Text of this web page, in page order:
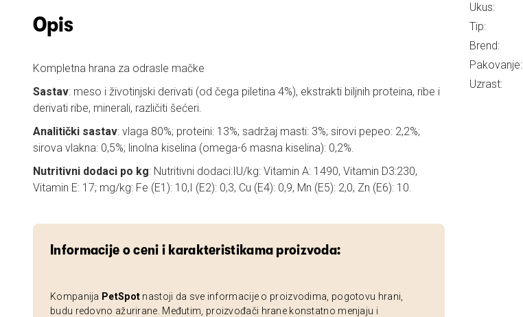
Opis
Kompletna hrana za odrasle mačke
Sastav: meso i životinjski derivati (od čega piletina 4%), ekstrakti biljnih proteina, ribe i
derivati ribe, minerali, različiti šećeri.
Analitički sastav: vlaga 80%; proteini: 13%; sadržaj masti: 3%; sirovi pepeo: 2,2%;
sirova vlakna: 0,5%; linolna kiselina (omega-6 masna kiselina): 0,2%.
Nutritivni dodaci po kg: Nutritivni dodaci:IU/kg: Vitamin A: 1490, Vitamin D3:230,
Vitamin E: 17; mg/kg: Fe (E1): 10,I (E2): 0,3, Cu (E4): 0,9, Mn (E5): 2,0, Zn (E6): 10.
Informacije o ceni i karakteristikama proizvoda:
Kompanija PetSpot nastoji da sve informacije o proizvodima, pogotovu hrani,
budu redovno ažurirane. Međutim, proizvođači hrane konstatno menjaju i
Ukus:
Tip:
Brend:
Pakovanje:
Uzrast: